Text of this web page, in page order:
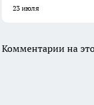
23 июля
Комментарии на